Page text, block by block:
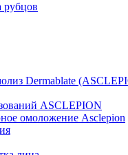
рубцов
Dermablate
ASCLEPION
омоложение Asclepion